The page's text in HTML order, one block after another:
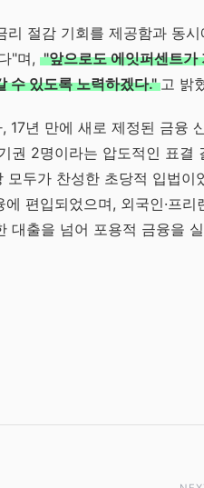
절감 기회를 제공함과 동시
"며, "앞으로도 에잇퍼센트가
수 있도록 노력하겠다." 고 밝
17년 만에 새로 제정된 금융
권 2명이라는 압도적인 표결
두가 찬성한 초당적 입법이
편입되었으며, 외국인·프리
대출을 넘어 포용적 금융을